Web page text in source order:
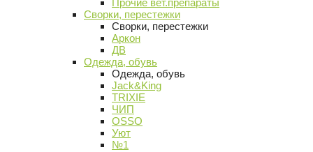
Прочие вет.препараты
Сворки, перестежки
Сворки, перестежки
Аркон
ДВ
Одежда, обувь
Одежда, обувь
Jack&King
TRIXIE
ЧИП
OSSO
Уют
№1